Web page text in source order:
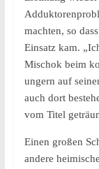
machten, so
Einsatz kam.
Mischok beim
ungern auf
auch dort
vom Titel
Einen großen
andere